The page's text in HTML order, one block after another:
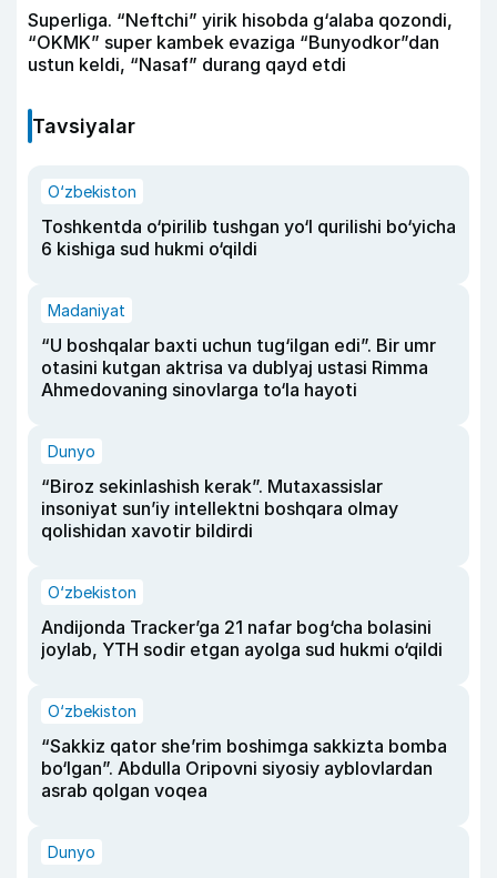
Superliga. “Neftchi” yirik hisobda g‘alaba qozondi,
“OKMK” super kambek evaziga “Bunyodkor”dan
ustun keldi, “Nasaf” durang qayd etdi
Tavsiyalar
O‘zbekiston
Toshkentda o‘pirilib tushgan yo‘l qurilishi bo‘yicha
6 kishiga sud hukmi o‘qildi
Madaniyat
“U boshqalar baxti uchun tug‘ilgan edi”. Bir umr
otasini kutgan aktrisa va dublyaj ustasi Rimma
Ahmedovaning sinovlarga to‘la hayoti
Dunyo
“Biroz sekinlashish kerak”. Mutaxassislar
insoniyat sun’iy intellektni boshqara olmay
qolishidan xavotir bildirdi
O‘zbekiston
Andijonda Tracker’ga 21 nafar bog‘cha bolasini
joylab, YTH sodir etgan ayolga sud hukmi o‘qildi
O‘zbekiston
“Sakkiz qator she’rim boshimga sakkizta bomba
bo‘lgan”. Abdulla Oripovni siyosiy ayblovlardan
asrab qolgan voqea
Dunyo